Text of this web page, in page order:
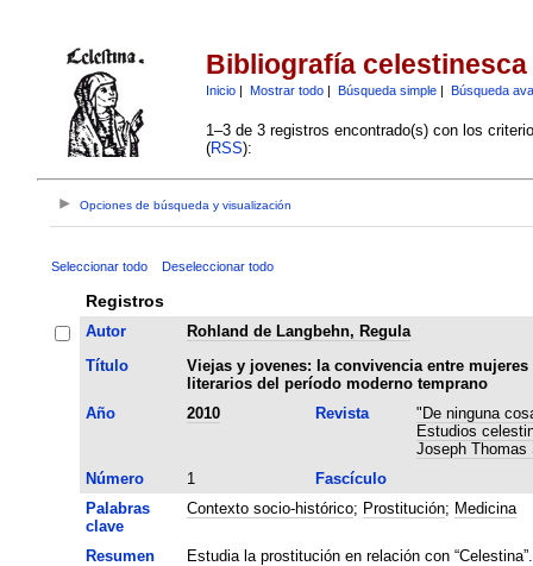
Bibliografía celestinesca
Inicio| Mostrar todo| Búsqueda simple| Búsqueda
1–3 de 3 registros encontrado(s) con los
(RSS):
Opciones de búsqueda y visualización
Seleccionar todo Deseleccionar todo
Registros
Autor
Rohland de Langbehn, Regula
Título
Viejas y jovenes: la convivencia entre
literarios del período moderno temprano
Año
2010 Revista
"De ninguna
Estudios
Joseph Thomas
Número
1
Fascículo
Palabras
clave
Contexto socio-histórico; Prostitución; Medicina
Resumen
Estudia la prostitución en relación con “Celestina”.